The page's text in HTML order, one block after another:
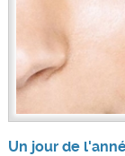
Un jour de